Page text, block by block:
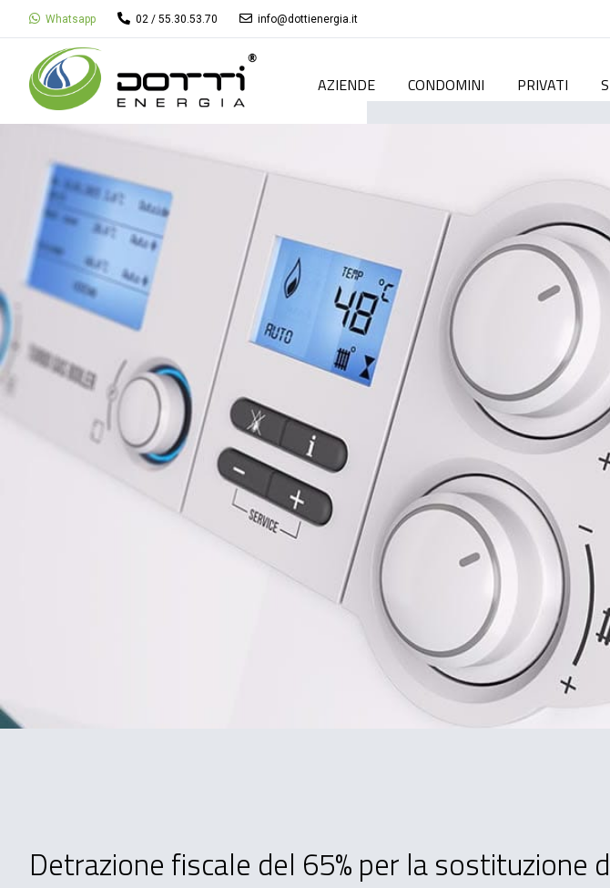
Whatsapp 02 / 55.30.53.70 info@dottienergia.it
AZIENDE CONDOMINI PRIVATI
Detrazione fiscale del 65% per la sostituzione